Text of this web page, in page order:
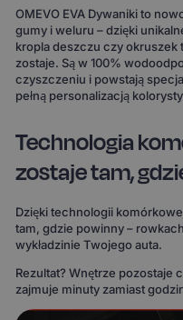
OMEVO EVA Dywaniki to
gumy i weluru – dzięki
kropla deszczu czy okruszek
zostaje. Są w 100%
czyszczeniu i powstają
pełną personalizacją
Technologia
zostaje tam,
Dzięki technologii
tam, gdzie powinny –
wykładzinie Twojego auta.
Rezultat? Wnętrze pozostaje
zajmuje minuty zamiast